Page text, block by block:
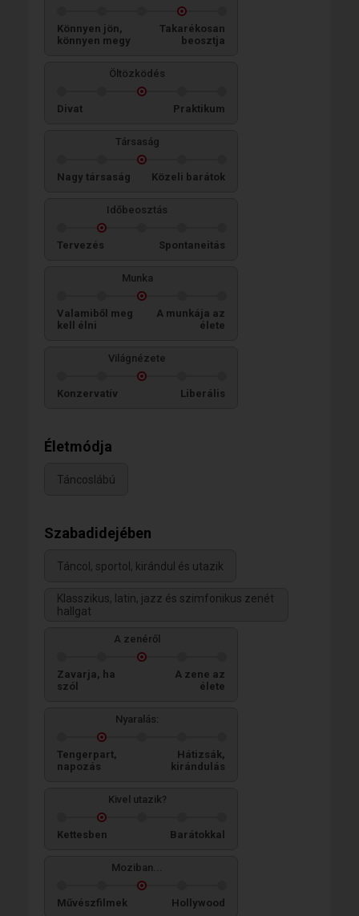
Könnyen jön,
könnyen megy
Takarékosan
beosztja
Öltözködés
Divat Praktikum
Társaság
Nagy társaság Közeli barátok
Időbeosztás
Tervezés Spontaneitás
Munka
Valamiből meg
kell élni
A munkája az
élete
Világnézete
Konzervatív Liberális
Életmódja
Táncoslábú
Szabadidejében
Táncol, sportol, kirándul és utazik
Klasszikus, latin, jazz és szimfonikus zenét
hallgat
A zenéről
Zavarja, ha
szól
A zene az
élete
Nyaralás:
Tengerpart,
napozás
Hátizsák,
kirándulás
Kivel utazik?
Kettesben Barátokkal
Moziban...
Művészfilmek Hollywood